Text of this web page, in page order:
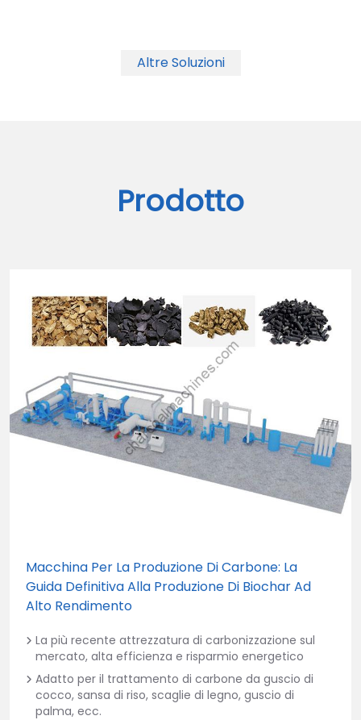
Altre Soluzioni
Prodotto
Macchina Per La Produzione Di Carbone: La
Guida Definitiva Alla Produzione Di Biochar Ad
Alto Rendimento
La più recente attrezzatura di carbonizzazione sul
mercato, alta efficienza e risparmio energetico
Adatto per il trattamento di carbone da guscio di
cocco, sansa di riso, scaglie di legno, guscio di
palma, ecc.